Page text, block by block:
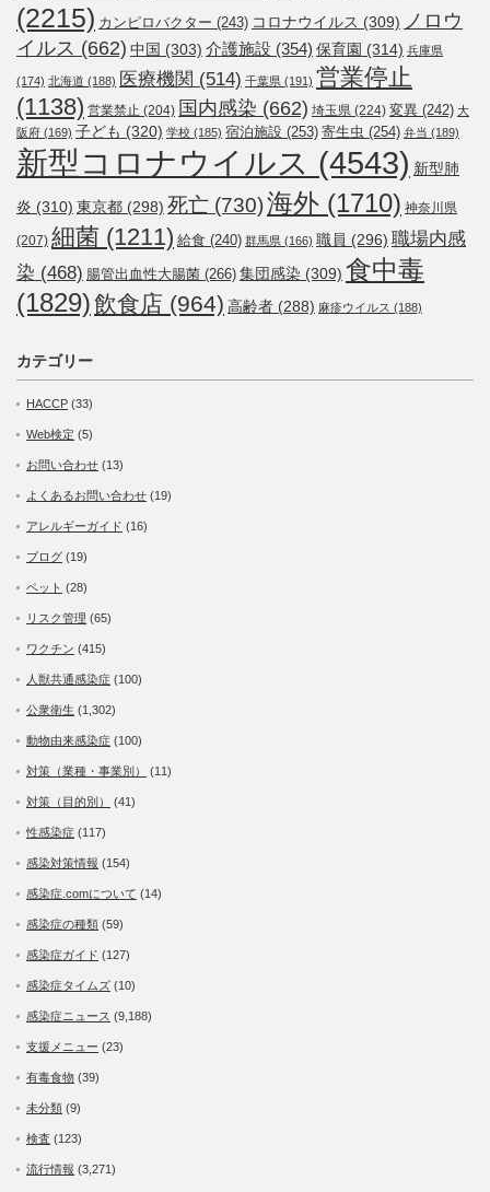
(2215) カンピロバクター (243) コロナウイルス (309) ノロウ
イルス (662) 中国 (303) 介護施設 (354) 保育園 (314) 兵庫県
(174) 北海道 (188) 医療機関 (514) 千葉県 (191) 営業停止
(1138) 営業禁止 (204) 国内感染 (662) 埼玉県 (224) 変異 (242) 大
阪府 (169) 子ども (320) 学校 (185) 宿泊施設 (253) 寄生虫 (254) 弁当 (189)
新型コロナウイルス (4543) 新型肺
炎 (310) 東京都 (298) 死亡 (730)海外 (1710) 神奈川県
(207) 細菌 (1211) 給食 (240) 群馬県 (166) 職員 (296) 職場内感
染 (468) 腸管出血性大腸菌 (266) 集団感染 (309) 食中毒
(1829)飲食店 (964) 高齢者 (288) 麻疹ウイルス (188)
カテゴリー
HACCP (33)
Web検定 (5)
お問い合わせ (13)
よくあるお問い合わせ (19)
アレルギーガイド (16)
ブログ (19)
ペット (28)
リスク管理 (65)
ワクチン (415)
人獣共通感染症 (100)
公衆衛生 (1,302)
動物由来感染症 (100)
対策（業種・事業別） (11)
対策（目的別） (41)
性感染症 (117)
感染対策情報 (154)
感染症.comについて (14)
感染症の種類 (59)
感染症ガイド (127)
感染症タイムズ (10)
感染症ニュース (9,188)
支援メニュー (23)
有毒食物 (39)
未分類 (9)
検査 (123)
流行情報 (3,271)